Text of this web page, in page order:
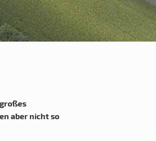
aber nicht so